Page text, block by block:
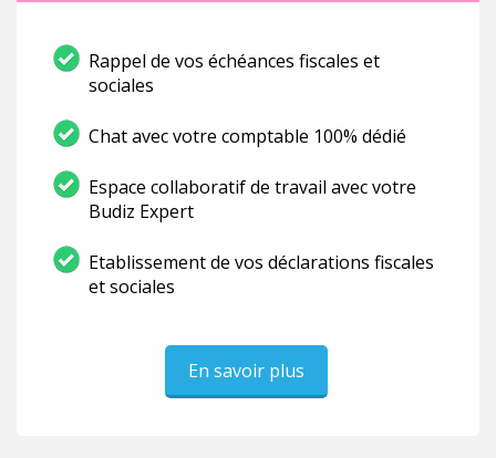
Rappel de vos échéances fiscales et
sociales
Chat avec votre comptable 100% dédié
Espace collaboratif de travail avec votre
Budiz Expert
Etablissement de vos déclarations fiscales
et sociales
En savoir plus